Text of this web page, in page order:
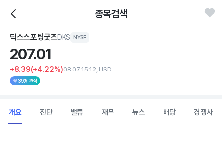
종목검색
딕스스포팅굿즈DKS NYSE
207.01
+8.39(+4.22%)08.07 15:12, USD
39명 관심
개요 진단 밸류 재무 뉴스 배당 경쟁사